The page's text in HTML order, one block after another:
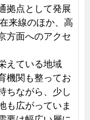
拠点として発展
来線のほか、高
方面へのアクセ
えている地域
機関も整ってお
ちながら、少し
も広がっていま